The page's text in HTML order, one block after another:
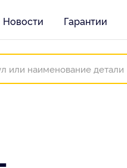
Новости Гарантии